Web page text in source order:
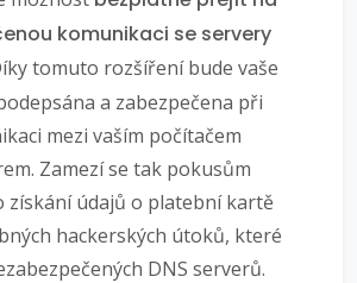
komunikaci se servery
tomuto rozšíření bude vaše
a zabezpečena při
mezi vaším počítačem
Zamezí se tak pokusům
získání údajů o platební kartě
hackerských útoků, které
DNS serverů.